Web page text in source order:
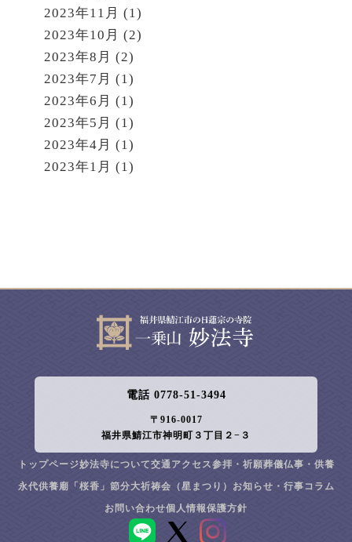
2023年11月 (1)
2023年10月 (2)
2023年8月 (2)
2023年7月 (1)
2023年6月 (1)
2023年5月 (1)
2023年4月 (1)
2023年1月 (1)
電話 0778-51-3494
〒916-0017
福井県鯖江市神明町３丁目２−３
トップページ妙法寺について交通アクセス参拝・祈願葬儀仏事・供養
永代供養廟「桜香」 節分大祈祷会（星まつり） お知らせ・行事 コラム
お問い合わせ個人情報保護方針